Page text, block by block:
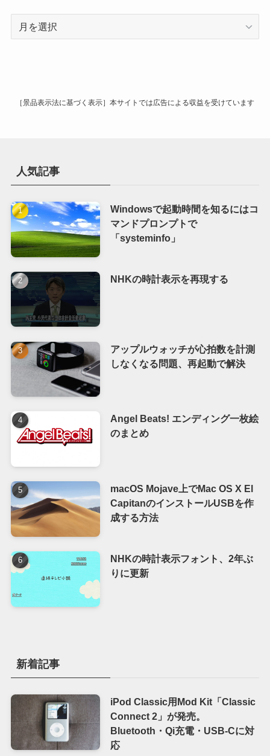
［景品表示法に基づく表示］本サイトでは広告による収益を受けています
人気記事
Windowsで起動時間を知るにはコ
マンドプロンプトで
「systeminfo」
NHKの時計表示を再現する
アップルウォッチが心拍数を計測
しなくなる問題、再起動で解決
Angel Beats! エンディング一枚絵
のまとめ
macOS Mojave上でMac OS X El
CapitanのインストールUSBを作
成する方法
NHKの時計表示フォント、2年ぶ
りに更新
新着記事
iPod Classic用Mod Kit「Classic
Connect 2」が発売。
Bluetooth・Qi充電・USB-Cに対
応